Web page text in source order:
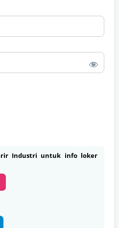
Industri untuk info loker